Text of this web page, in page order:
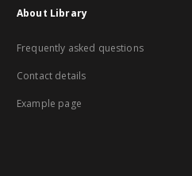
About Library
Frequently asked questions
Contact details
Example page